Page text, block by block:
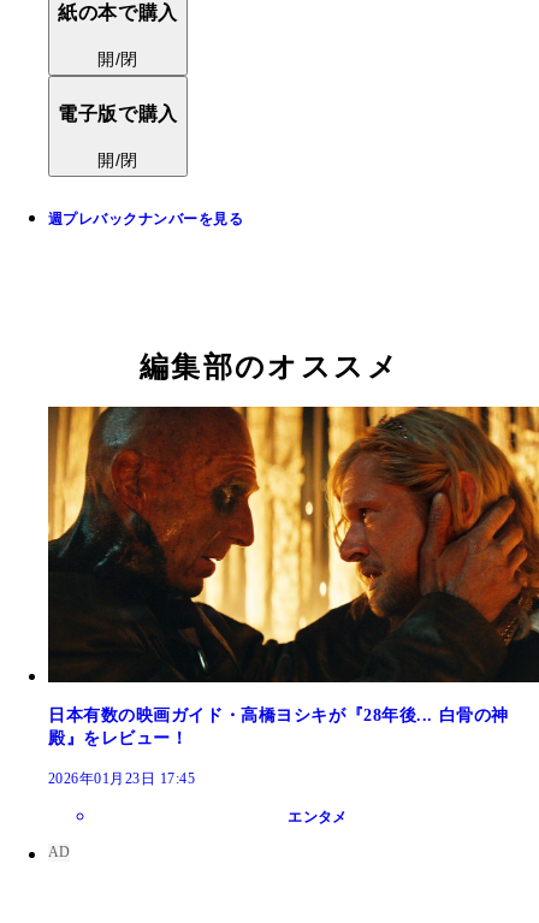
紙の本で購入
開/閉
電子版で購入
開/閉
週プレバックナンバーを見る
編集部のオススメ
日本有数の映画ガイド・高橋ヨシキが『28年後... 白骨の神
殿』をレビュー！
2026年01月23日 17:45
エンタメ